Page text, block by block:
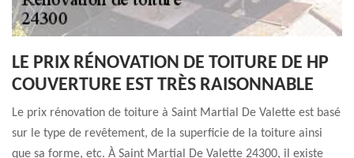
LE PRIX RÉNOVATION DE TOITURE DE HP
COUVERTURE EST TRÈS RAISONNABLE
Le prix rénovation de toiture à Saint Martial De Valette est basé
sur le type de revêtement, de la superficie de la toiture ainsi
que sa forme, etc. À Saint Martial De Valette 24300, il existe